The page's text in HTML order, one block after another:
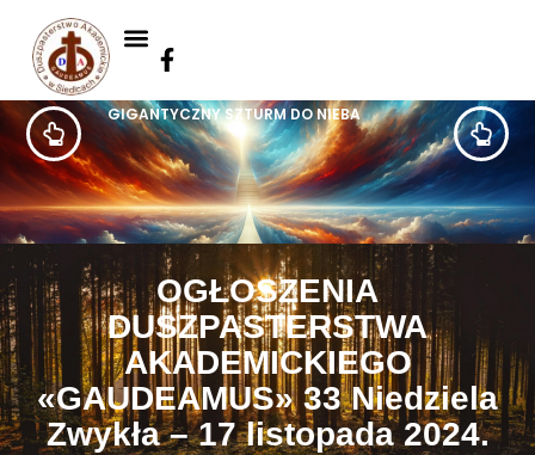
GIGANTYCZNY SZTURM DO NIEBA
OGŁOSZENIA
DUSZPASTERSTWA
AKADEMICKIEGO
«GAUDEAMUS» 33 Niedziela
Zwykła – 17 listopada 2024.